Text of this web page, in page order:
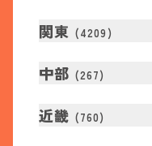
関東 (4209 )
中部 (267)
近畿 (760)